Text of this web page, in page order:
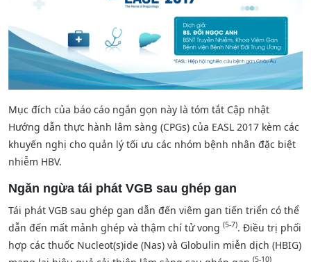
Mục đích của báo cáo ngắn gọn này là tóm tắt Cập nhật
Hướng dẫn thực hành lâm sàng (CPGs) của EASL 2017 kèm các
khuyến nghị cho quản lý tối ưu các nhóm bệnh nhân đặc biệt
nhiễm HBV.
Ngăn ngừa tái phát VGB sau ghép gan
Tái phát VGB sau ghép gan dẫn đến viêm gan tiến triển có thể
dẫn đến mất mảnh ghép và thậm chí tử vong (5-7). Điều trị phối
hợp các thuốc Nucleot(s)ide (Nas) và Globulin miễn dịch (HBIG)
(5-10)